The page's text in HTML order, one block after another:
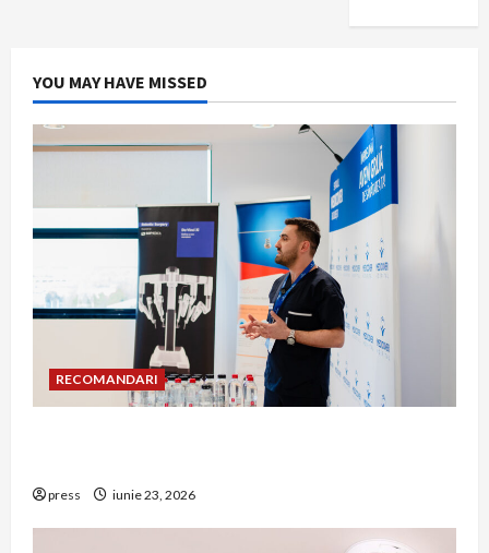
YOU MAY HAVE MISSED
RECOMANDARI
press iunie 23, 2026